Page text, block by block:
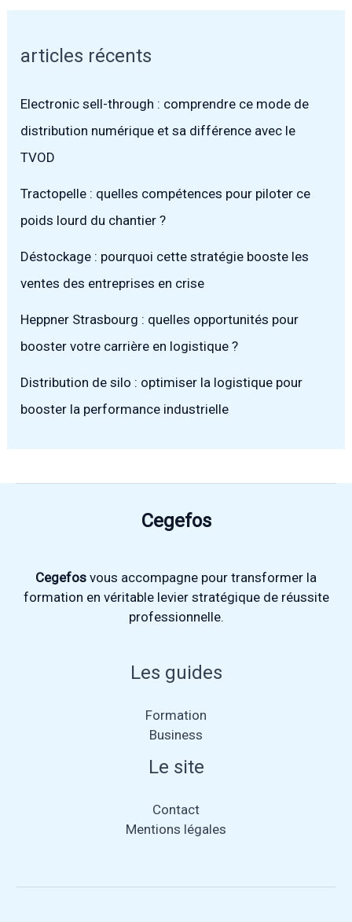
articles récents
Electronic sell-through : comprendre ce mode de
distribution numérique et sa différence avec le
TVOD
Tractopelle : quelles compétences pour piloter ce
poids lourd du chantier ?
Déstockage : pourquoi cette stratégie booste les
ventes des entreprises en crise
Heppner Strasbourg : quelles opportunités pour
booster votre carrière en logistique ?
Distribution de silo : optimiser la logistique pour
booster la performance industrielle
Cegefos
Cegefos vous accompagne pour transformer la
formation en véritable levier stratégique de réussite
professionnelle.
Les guides
Formation
Business
Le site
Contact
Mentions légales